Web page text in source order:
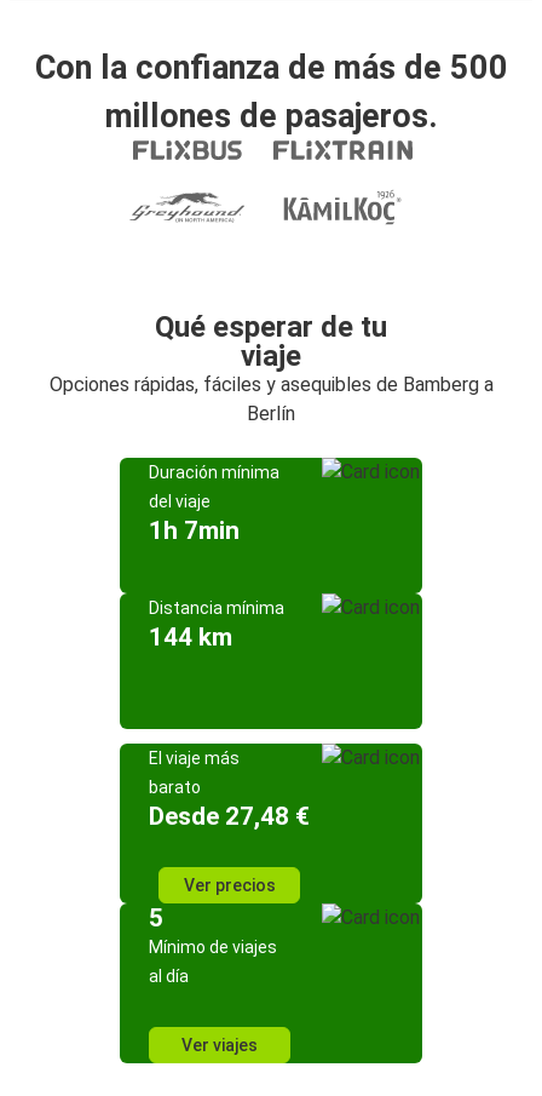
Con la confianza de más de 500
millones de pasajeros.
Qué esperar de tu
viaje
Opciones rápidas, fáciles y asequibles de Bamberg a
Berlín
Duración mínima
del viaje
1h 7min
Distancia mínima
144 km
El viaje más
barato
Desde 27,48 €
Ver precios
5
Mínimo de viajes
al día
Ver viajes